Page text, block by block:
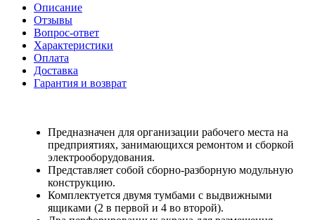
Описание
Отзывы
Вопрос-ответ
Характеристики
Оплата
Доставка
Гарантия и возврат
Предназначен для организации рабочего места на
предприятиях, занимающихся ремонтом и сборкой
электрооборудования.
Представляет собой сборно-разборную модульную
конструкцию.
Комплектуется двумя тумбами с выдвижными
ящиками (2 в первой и 4 во второй).